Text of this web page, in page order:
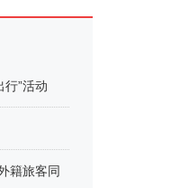
”活动
籍旅客同